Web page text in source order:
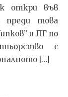
откри във
преди това
и ПГ по
с
[…]